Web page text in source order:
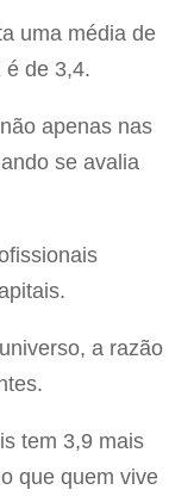
uma média de
é de 3,4.
apenas nas
se avalia
a razão
tem 3,9 mais
que quem vive